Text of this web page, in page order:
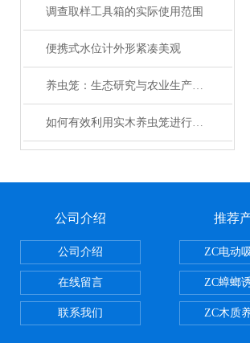
调查取样工具箱的实际使用范围
便携式水位计外形紧凑美观
养虫笼：生态研究与农业生产的精密工具
如何有效利用实木养虫笼进行昆虫饲养？
公司介绍
公司介绍
在线留言
联系我们
推荐
ZC电动
ZC蟑螂
ZC木质